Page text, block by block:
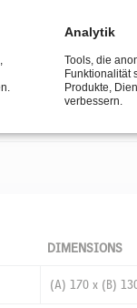
DIMENSIONS
(A) 170 x (B)
Analytik
Tools, die
Funktionalität
Produkte,
verbessern.